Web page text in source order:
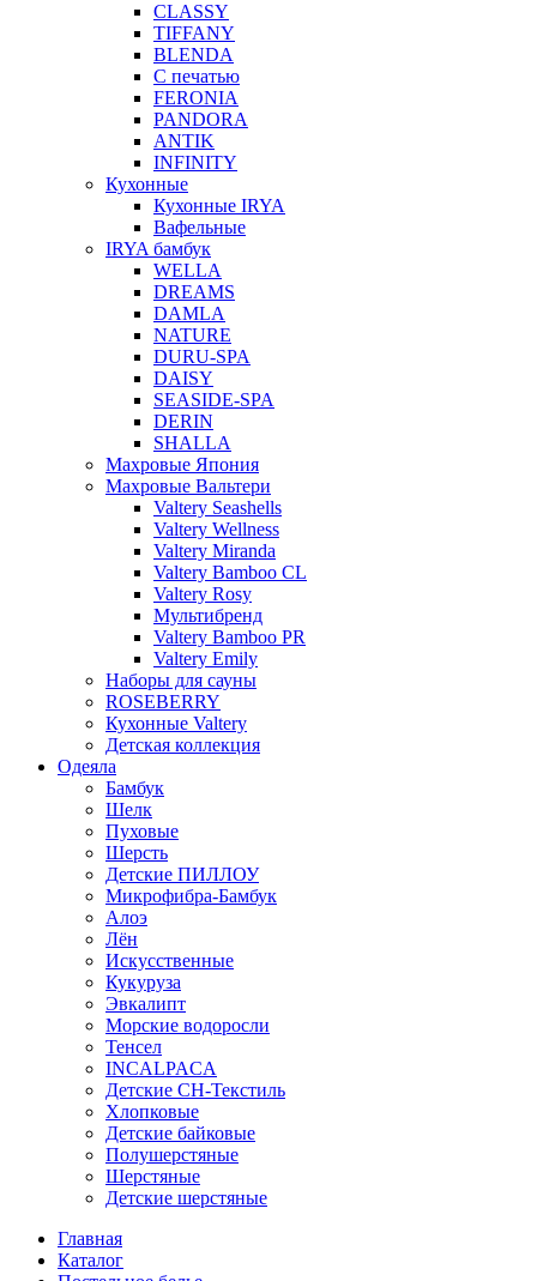
CLASSY
TIFFANY
BLENDA
С печатью
FERONIA
PANDORA
ANTIK
INFINITY
Кухонные
Кухонные IRYA
Вафельные
IRYA бамбук
WELLA
DREAMS
DAMLA
NATURE
DURU-SPA
DAISY
SEASIDE-SPA
DERIN
SHALLA
Махровые Япония
Махровые Вальтери
Valtery Seashells
Valtery Wellness
Valtery Miranda
Valtery Bamboo CL
Valtery Rosy
Мультибренд
Valtery Bamboo PR
Valtery Emily
Наборы для сауны
ROSEBERRY
Кухонные Valtery
Детская коллекция
Одеяла
Бамбук
Шелк
Пуховые
Шерсть
Детские ПИЛЛОУ
Микрофибра-Бамбук
Алоэ
Лён
Искусственные
Кукуруза
Эвкалипт
Морские водоросли
Тенсел
INCALPACA
Детские СН-Текстиль
Хлопковые
Детские байковые
Полушерстяные
Шерстяные
Детские шерстяные
Главная
Каталог